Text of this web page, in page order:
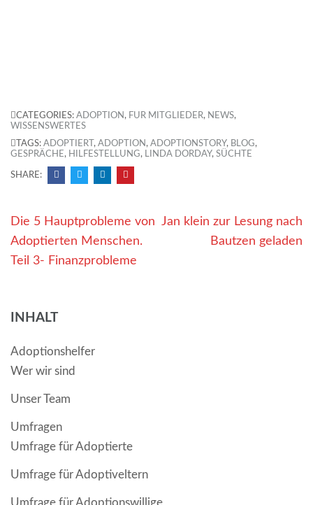
CATEGORIES: ADOPTION, FÜR MITGLIEDER, NEWS,
WISSENSWERTES
TAGS: ADOPTIERT , ADOPTION, ADOPTIONSTORY, BLOG,
GESPRÄCHE, HILFESTELLUNG, LINDA DORDAY, SÜCHTE
SHARE:
Beitragsnavigation
Die 5 Hauptprobleme von
Adoptierten Menschen.
Teil 3- Finanzprobleme
Jan klein zur Lesung nach
Bautzen geladen
INHALT
Adoptionshelfer
Wer wir sind
Unser Team
Umfragen
Umfrage für Adoptierte
Umfrage für Adoptiveltern
Umfrage für Adoptionswillige